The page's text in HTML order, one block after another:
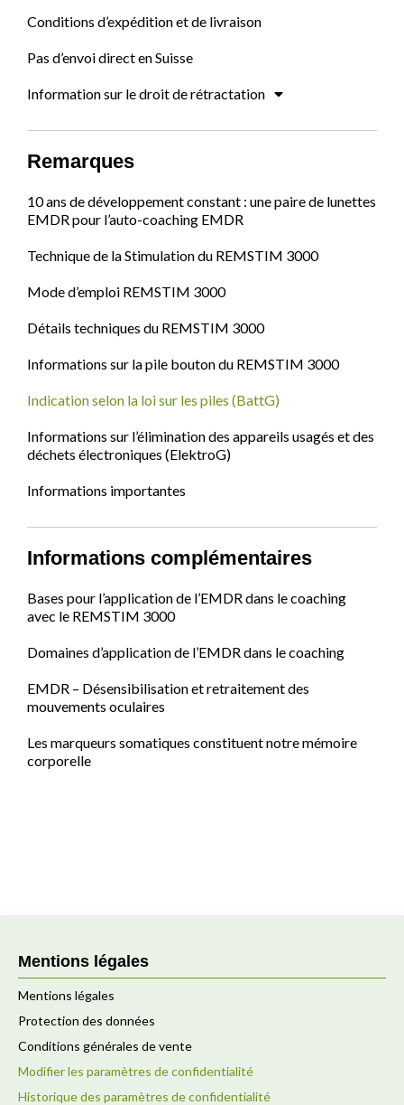
Conditions d’expédition et de livraison
Pas d’envoi direct en Suisse
Information sur le droit de rétractation
Remarques
10 ans de développement constant : une paire de lunettes
EMDR pour l’auto-coaching EMDR
Technique de la Stimulation du REMSTIM 3000
Mode d’emploi REMSTIM 3000
Détails techniques du REMSTIM 3000
Informations sur la pile bouton du REMSTIM 3000
Indication selon la loi sur les piles (BattG)
Informations sur l’élimination des appareils usagés et des
déchets électroniques (ElektroG)
Informations importantes
Informations complémentaires
Bases pour l’application de l’EMDR dans le coaching
avec le REMSTIM 3000
Domaines d’application de l’EMDR dans le coaching
EMDR – Désensibilisation et retraitement des
mouvements oculaires
Les marqueurs somatiques constituent notre mémoire
corporelle
Mentions légales
Mentions légales
Protection des données
Conditions générales de vente
Modifier les paramètres de confidentialité
Historique des paramètres de confidentialité